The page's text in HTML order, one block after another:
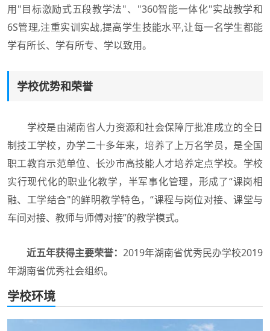
用"目标激励式五段教学法"、"360智能一体化"实战教学和
6S管理,注重实训实战,提高学生技能水平,让每一名学生都能
学有所长、学有所专、学以致用。
学校优势和荣誉
学校是由湖南省人力资源和社会保障厅批准成立的全日
制技工学校，办学二十多年来，培养了上万名学员，是全国
职工教育示范单位、长沙市高技能人才培养定点学校。学校
实行现代化的职业化教学，半军事化管理，形成了“课岗相
融、工学结合"的鲜明教学特色，“课程与岗位对接、课堂与
车间对接、教师与师傅对接”的教学模式。
近五年获得主要荣誉： 2019年湖南省优秀民办学校2019
年湖南省优秀社会组织。
学校环境